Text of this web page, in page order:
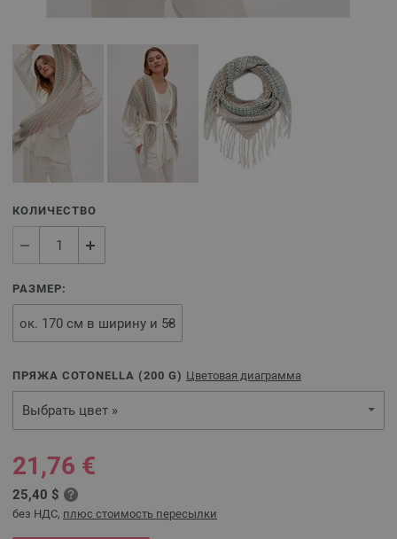
КОЛИЧЕСТВО
РАЗМЕР:
ПРЯЖА COTONELLA (200 G) Цветовая диаграмма
Выбрать цвет »
21,76 €
25,40 $
без НДС, плюс стоимость пересылки